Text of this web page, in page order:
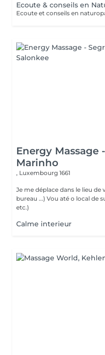
Ecoute & conseils en
Energy Massage
Marinho
, Luxembourg 1661
Je me déplace dans le lieu
bureau ...) Vou até o local de sua conveniência (casa, escritório,
etc.)
Calme interieur